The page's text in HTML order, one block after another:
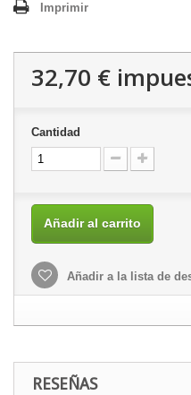
Imprimir
32,70 €
Cantidad
Añadir al carrito
Añadir a la lista de
RESEÑAS